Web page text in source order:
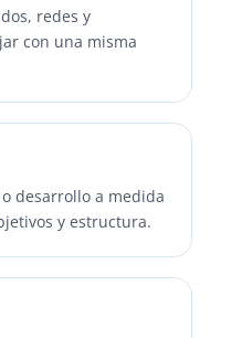
redes y
con una misma
desarrollo a medida
y estructura.